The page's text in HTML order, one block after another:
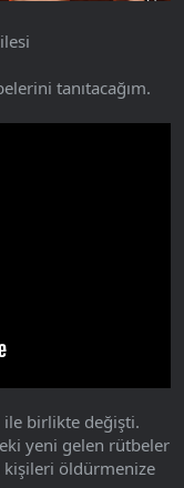
tanıtacağım.
birlikte değişti.
yeni gelen rütbeler
öldürmenize